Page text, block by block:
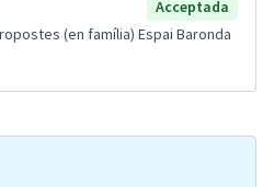
Acceptada
(en família) Espai Baronda